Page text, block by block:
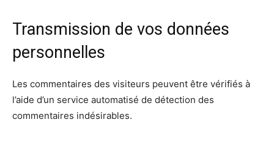
Transmission de vos données
personnelles
Les commentaires des visiteurs peuvent être vérifiés à
l’aide d’un service automatisé de détection des
commentaires indésirables.